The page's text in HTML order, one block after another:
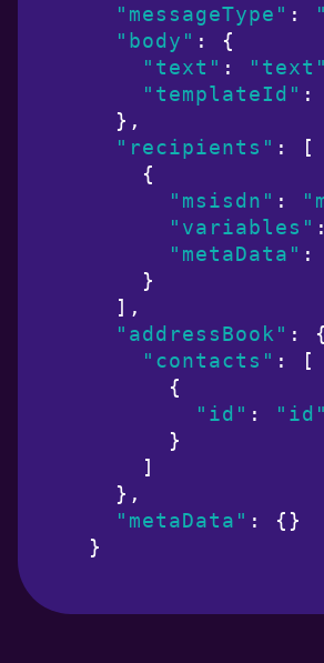
"messageType" :
"body" : {
"text" : "text"
"templateId" :
"recipients" : [
"msisdn" :
"variables"
"metaData" :
"addressBook" : {
"contacts" : [
"id" :
"id"
"metaData" : {}
}